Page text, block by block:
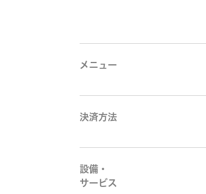
メニュー
決済方法
設備・
サービス